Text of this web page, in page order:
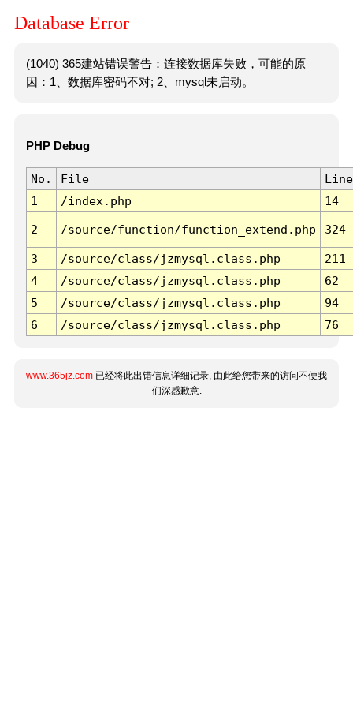
Database Error
(1040) 365建站错误警告：连接数据库失败，可能的原
因：1、数据库密码不对; 2、mysql未启动。
PHP Debug
No. File
Line
1
/index.php 14
2 /source/function/function_extend.php 324
3 /source/class/jzmysql.class.php
211
4
/source/class/jzmysql.class.php
62
5
/source/class/jzmysql.class.php
94
6
/source/class/jzmysql.class.php 76
www.365jz.com 已经将此出错信息详细记录, 由此给您带来的访问不便我
们深感歉意.